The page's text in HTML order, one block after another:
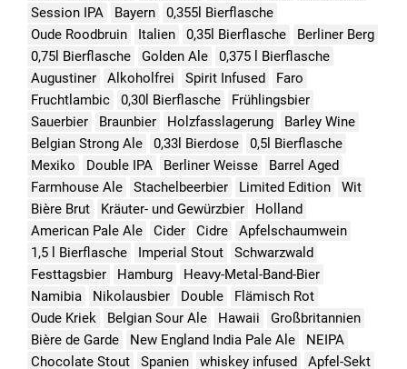
Session IPA
Bayern
0,355l Bierflasche
Oude Roodbruin
Italien 0,35l Bierflasche
Berliner Berg
0,75l Bierflasche
Golden Ale
0,375 l Bierflasche
Augustiner
Alkoholfrei Spirit Infused
Faro
Fruchtlambic
0,30l Bierflasche
Frühlingsbier
Sauerbier
Braunbier Holzfasslagerung
Barley Wine
Belgian Strong Ale
0,33l Bierdose
0,5l Bierflasche
Mexiko
Double IPA Berliner Weisse
Barrel Aged
Farmhouse Ale
Stachelbeerbier Limited Edition
Wit
Bière Brut
Kräuter- und Gewürzbier
Holland
American Pale Ale
Cider Cidre
Apfelschaumwein
1,5 l Bierflasche
Imperial Stout
Schwarzwald
Festtagsbier
Hamburg
Heavy-Metal-Band-Bier
Namibia
Nikolausbier Double
Flämisch Rot
Oude Kriek
Belgian Sour Ale Hawaii
Großbritannien
Bière de Garde
New England India Pale Ale
NEIPA
Chocolate Stout
Spanien whiskey infused
Apfel-Sekt